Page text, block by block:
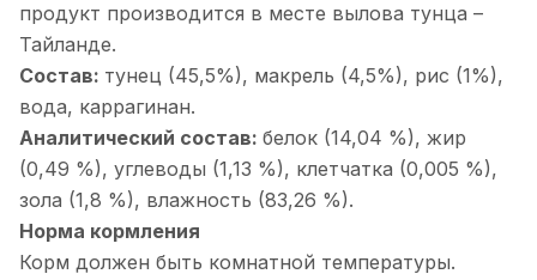
продукт производится в месте вылова тунца –
Тайланде.
Состав: тунец (45,5%), макрель (4,5%), рис (1%),
вода, каррагинан.
Аналитический состав: белок (14,04 %), жир
(0,49 %), углеводы (1,13 %), клетчатка (0,005 %),
зола (1,8 %), влажность (83,26 %).
Норма кормления
Корм должен быть комнатной температуры.